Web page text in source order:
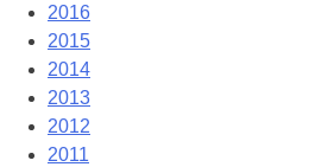
2016
2015
2014
2013
2012
2011